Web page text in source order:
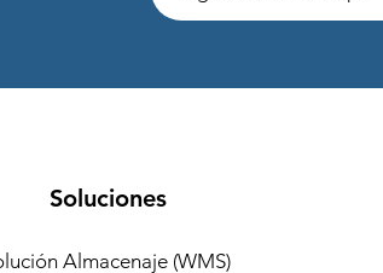
Soluciones
Almacenaje (WMS)